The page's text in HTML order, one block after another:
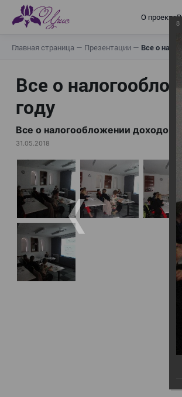
О проекте
Главная страница — Презентации — Все о
Все о
году
Все о налогообложении доходов
31.05.2018
8